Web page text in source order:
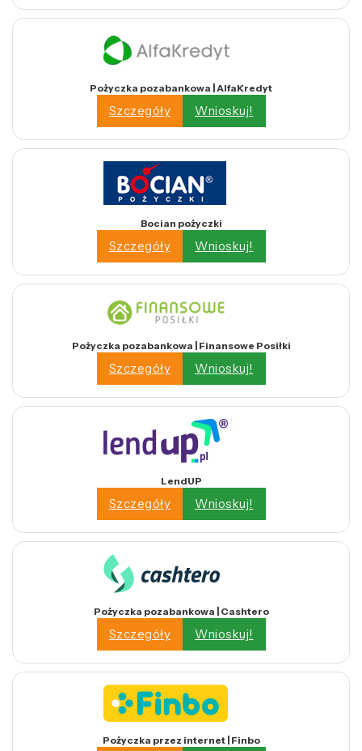
Pożyczka pozabankowa | AlfaKredyt
Szczegóły Wnioskuj!
Bocian pożyczki
Szczegóły Wnioskuj!
Pożyczka pozabankowa | Finansowe Posiłki
Szczegóły Wnioskuj!
LendUP
Szczegóły Wnioskuj!
Pożyczka pozabankowa | Cashtero
Szczegóły Wnioskuj!
Pożyczka przez internet | Finbo